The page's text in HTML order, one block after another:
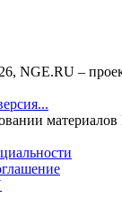
NGE.RU –